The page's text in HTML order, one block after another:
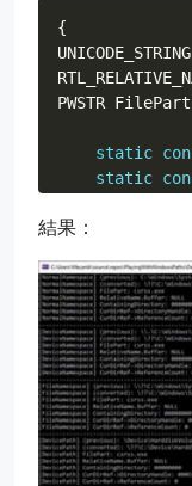
{
UNICODE_STRING
PWSTR FilePart
static
static
if (
{
std::
std::
std::
std::
結果：